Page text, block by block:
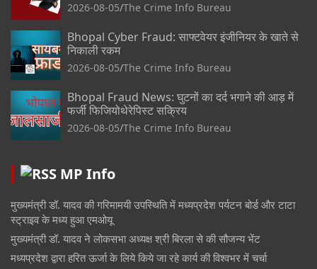
2026-08-05 The Crime Info Bureau
Bhopal Cyber Fraud: साफ्टवेयर इंजीनियर के खाते से
निकाली रकम
2026-08-05 The Crime Info Bureau
Bhopal Fraud News: घुटनों का दर्द भगाने की आड़ में
फर्जी फिजियोथेरेपिस्ट सक्रिय
2026-08-05 The Crime Info Bureau
MP Info
मुख्यमंत्री डॉ. यादव की गरिमामयी उपस्थिति में मध्यप्रदेश पर्यटन बोर्ड और टाटा
स्ट्राइव के मध्य हुआ एमओयू
मुख्यमंत्री डॉ. यादव ने लोकसभा अध्यक्ष श्री बिरला से की सौजन्य भेंट
मध्यप्रदेश द्वारा हरित ऊर्जा के लिये किये जा रहे कार्य की विश्वभर में चर्चा